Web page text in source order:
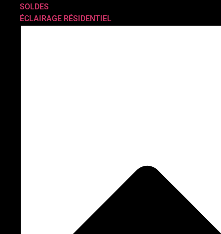
SOLDES
ÉCLAIRAGE RÉSIDENTIEL